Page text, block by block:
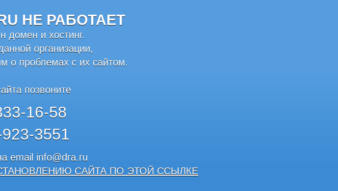
НЕ РАБОТАЕТ
домен и хостинг.
организации,
о проблемах с их сайтом.
позвоните
16-58
3551
email info@dra.ru
САЙТА ПО ЭТОЙ ССЫЛКЕ